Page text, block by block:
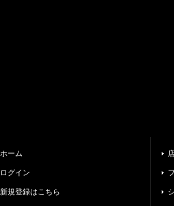
ホーム
ログイン
新規登録はこちら